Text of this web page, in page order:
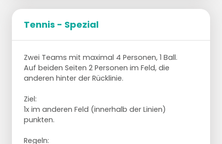
(verwenden Sie Hütchen als Ziel).
Nach dem Angriff wechselt der Spieler in die
Aufschlagposition.
Nachdem Spieler 1 den Ball geschlagen hat,
reiht er sich hinter den Passern/Angreifern
ein.
Anpassungen
oder links.
Im Laufe der Übung kann das Ziel verkleinert
Der Ball kann auch eingeworfen werden,
Tennis - Spezial
Zwei Teams mit maximal 4 Personen, 1 Ball.
Auf beiden Seiten 2 Personen im Feld, die
anderen hinter der Rücklinie.
Ziel:
1x im anderen Feld (innerhalb der Linien)
punkten.
Regeln: